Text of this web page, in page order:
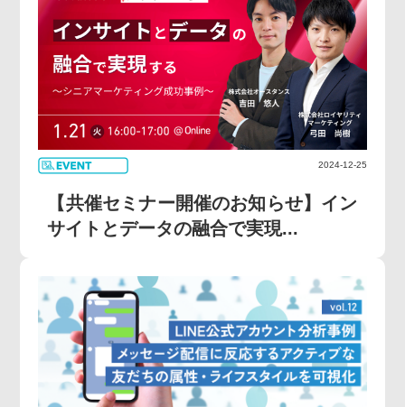
2024-12-25
【共催セミナー開催のお知らせ】イン
サイトとデータの融合で実現...